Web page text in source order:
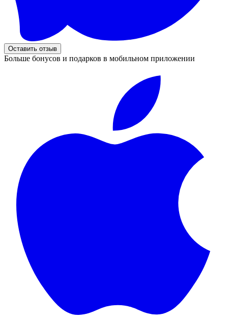
Оставить отзыв
Больше бонусов и подарков в мобильном приложении